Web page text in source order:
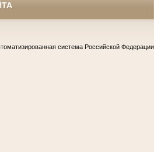
система Российской